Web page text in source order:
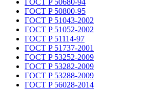
ГОСТ P 50800-95
ГОСТ P 51043-2002
ГОСТ P 51052-2002
ГОСТ P 51114-97
ГОСТ P 51737-2001
ГОСТ P 53252-2009
ГОСТ P 53282-2009
ГОСТ P 53288-2009
ГОСТ P 56028-2014